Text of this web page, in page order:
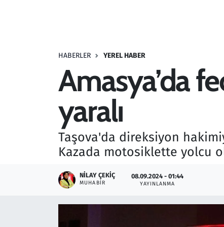
HABERLER YEREL HABER
Amasya’da
yaralı
Taşova'da direksiyon
Kazada motosiklette yolcu
NILAY ÇEKIÇ
MUHABIR
08.09.2024 - 01:44
YAYINLANMA
Seçim 2023
Teknoloji ve Bilim
Televizyon